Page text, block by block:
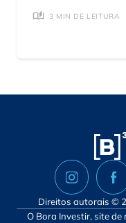
3 MIN DE LEITURA
Direitos autorais ©
O Bora Investir, site